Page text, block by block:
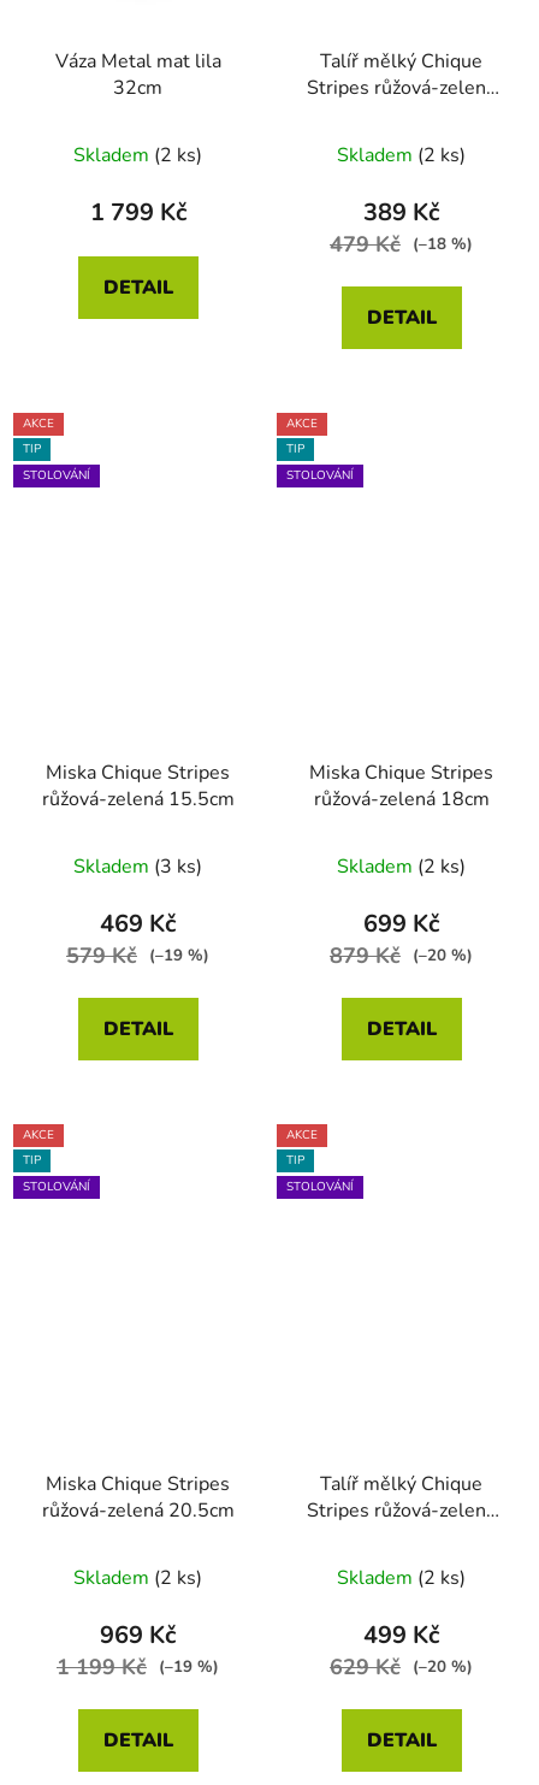
Váza Metal mat lila
32cm
Skladem (2 ks)
1 799 Kč
DETAIL
Talíř mělký Chique
Stripes růžová-zelená
Skladem (2 ks)
389 Kč
479 Kč (–18 %)
DETAIL
AKCE
TIP
STOLOVÁNÍ
Miska Chique Stripes
růžová-zelená 15.5cm
Skladem (3 ks)
469 Kč
579 Kč (–19 %)
DETAIL
AKCE
TIP
STOLOVÁNÍ
Miska Chique Stripes
růžová-zelená 18cm
Skladem (2 ks)
699 Kč
879 Kč (–20 %)
DETAIL
AKCE
TIP
STOLOVÁNÍ
Miska Chique Stripes
růžová-zelená 20.5cm
Skladem (2 ks)
969 Kč
1 199 Kč (–19 %)
DETAIL
AKCE
TIP
STOLOVÁNÍ
Talíř mělký Chique
Stripes růžová-zelená
Skladem (2 ks)
499 Kč
629 Kč (–20 %)
DETAIL